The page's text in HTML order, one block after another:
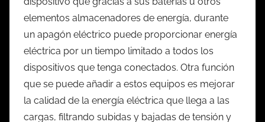
elementos almacenadores de energía, durante
un apagón eléctrico puede proporcionar energía
eléctrica por un tiempo limitado a todos los
dispositivos que tenga conectados. Otra función
que se puede añadir a estos equipos es mejorar
la calidad de la energía eléctrica que llega a las
cargas, filtrando subidas y bajadas de tensión y